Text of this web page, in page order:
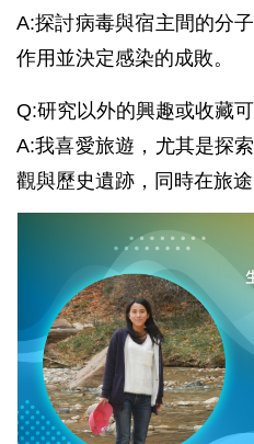
A:探討病毒與宿主間的分
作用並決定感染的成敗。
Q:研究以外的興趣或收藏
A:我喜愛旅遊，尤其是探
觀與歷史遺跡，同時在旅
——
生
醫
學
科